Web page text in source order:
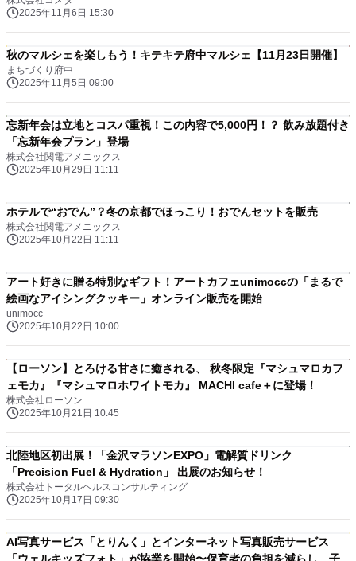
2025年11月6日 15:30
秋のマルシェを楽しもう！キテキテ府中マルシェ【11月23日開催】
まちづくり府中
2025年11月5日 09:00
忘新年会は立地とコスパ重視！この内容で5,000円！？ 飲み放題付き
「忘新年会プラン」登場
株式会社関電アメニックス
2025年10月29日 11:11
ホテルで“おでん”？冬の京都でほっこり！おでんセットを販売
株式会社関電アメニックス
2025年10月22日 11:11
アート好きに贈る特別なギフト！アートカフェunimoccの「まるで
絵画なアイシングクッキー」オンライン販売を開始
unimocc
2025年10月22日 10:00
【ローソン】とろける甘さに癒される、 秋冬限定『マシュマロカフ
ェモカ』『マシュマロホワイトモカ』 MACHI cafe＋に登場！
株式会社ローソン
2025年10月21日 10:45
北陸地区初出展！「金沢マラソンEXPO」電解質ドリンク
「Precision Fuel & Hydration」 出展のお知らせ！
株式会社トータルヘルスコンサルティング
2025年10月17日 09:30
AI写真サービス「とりんく」とインターネット写真販売サービス